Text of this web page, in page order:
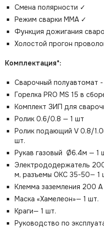
Смена полярности ✓
Режим сварки ММА ✓
Функция дожигания
Холостой прогон
Комплектация*:
Сварочный полуавтомат -
Горелка PRO MS 15 в
Комплект ЗИП для
Ролик 0.6/0.8 — 1 шт
Ролик подающий V 0.8/
шт.
Рукав газовый Ø6.4м — 1
Электрододержатель
м, разъемы ОКС 35-50— 1
Клемма заземления 200
Маска «Хамелеон»— 1 шт.
Краги— 1 шт.
Руководство по